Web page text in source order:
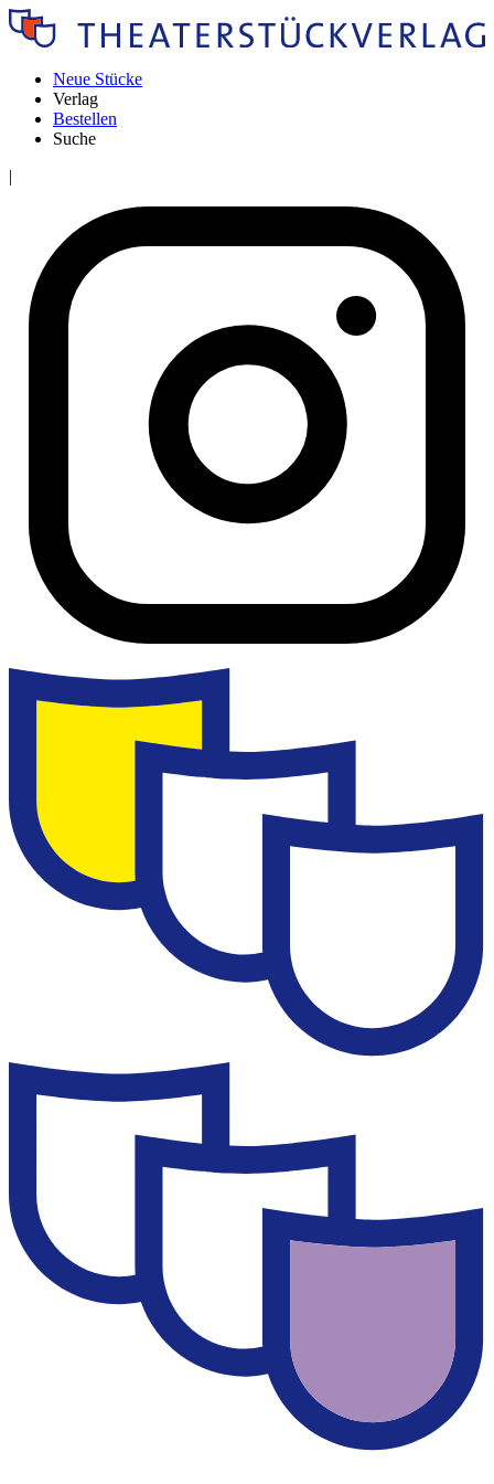
Neue Stücke
Verlag
Bestellen
Suche
|